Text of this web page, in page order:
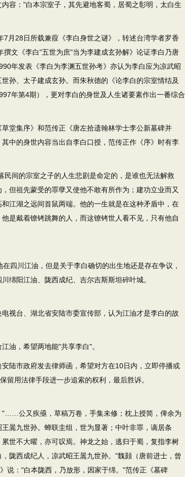
容："白本宗室子，其先避地客蜀，居蜀之彰明，太白生
28日所载兼葭《李白身世之谜》，转述台湾学者罗香
文《李白"五世为庶"当为李建成玄孙解》论证李白乃唐
年发表《李白为李渊五世孙考》亦认为李白应为凉武昭
孙、太子建成玄孙。而朱秋德的《论李白的宗室情结及
年第4期），更对李白的身世及人生诸要素作出一番综合
集序》和范传正《唐左拾遗翰林学士李公新墓碑并
中的身世内容当出自李白口授，范传正作《序》时有李
间的宗室之子的人生悲剧是命定的，是谁也无法解救
但祖先蒙受的罪孽又使他不敢有所作为；建功立业而又
江湖之远间首鼠两端。他的一生就是在这种矛盾中，在
是戴着镣铐跳舞的人，而这镣铐世人看不见，只有他自
四川江油，但是关于李白确切的出生地还是存在争议，
绵阳江油、陇西成纪、吉尔吉斯斯坦碎叶城。
视台、湖北省安陆市委宣传部，认为江油才是李白的故
，希望两地能"共享李白"。
市政府发去律师函，希望对方在10日内，立即停播或
留用法律手段进一步追索的权利，最后胜诉。
"……公又疾亟，草稿万卷，手集未修；枕上授简，俾余为
暠九世孙。蝉联圭组，世为显著；中叶非罪，谪居条
世不大曜，亦可叹焉。神龙之始，逃归于蜀，复指李树
陇西成纪人，凉武昭王暠九世孙。"魏颢（唐前进士，曾
说："白本陇西，乃放形，因家于绵。"范传正《墓碑